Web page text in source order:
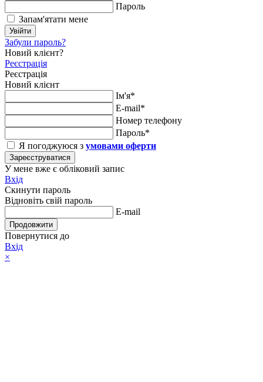
Пароль
Запам'ятати мене
Увійти
Забули пароль?
Новий клієнт?
Реєстрація
Реєстрація
Новий клієнт
Ім'я*
E-mail*
Номер телефону
Пароль*
Я погоджуюся з умовами оферти
Зареєструватися
У мене вже є обліковий запис
Вхід
Скинути пароль
Відновіть свій пароль
E-mail
Продовжити
Повернутися до
Вхід
×